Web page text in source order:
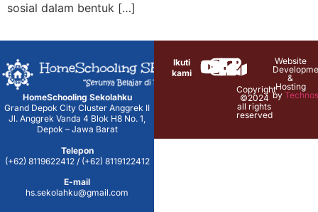
sosial dalam bentuk […]
HomeSchooling Sekolahku
Grand Depok City Cluster Anggrek II
Jl. Anggrek Vanda 4 Blok H8 No. 1,
Depok – Jawa Barat
Telepon
(+62) 8119622412 / (+62) 8119122412
E-mail
hs.sekolahku@gmail.com
Ikuti
kami
Copyright
©2024
all rights
reserved
Website
&
Hosting
by